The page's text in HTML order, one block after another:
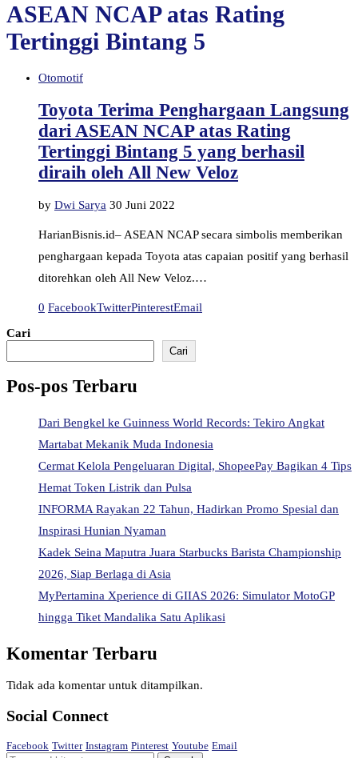
ASEAN NCAP atas Rating
Tertinggi Bintang 5
Otomotif
Toyota Terima Penghargaan Langsung
dari ASEAN NCAP atas Rating
Tertinggi Bintang 5 yang berhasil
diraih oleh All New Veloz
by Dwi Sarya 30 Juni 2022
HarianBisnis.id– ASEAN NCAP secara simbolis memberikan
penghargaan kepada Toyota atas capaian positif yang berhasil
ditorehkan oleh All New Veloz.…
0 FacebookTwitterPinterestEmail
Cari
Cari
Pos-pos Terbaru
Dari Bengkel ke Guinness World Records: Tekiro Angkat
Martabat Mekanik Muda Indonesia
Cermat Kelola Pengeluaran Digital, ShopeePay Bagikan 4 Tips
Hemat Token Listrik dan Pulsa
INFORMA Rayakan 22 Tahun, Hadirkan Promo Spesial dan
Inspirasi Hunian Nyaman
Kadek Seina Maputra Juara Starbucks Barista Championship
2026, Siap Berlaga di Asia
MyPertamina Xperience di GIIAS 2026: Simulator MotoGP
hingga Tiket Mandalika Satu Aplikasi
Komentar Terbaru
Tidak ada komentar untuk ditampilkan.
Social Connect
Facebook Twitter Instagram Pinterest Youtube Email